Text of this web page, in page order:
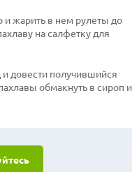
и жарить в нем рулеты до
на салфетку для
и довести получившийся
обмакнуть в сироп и